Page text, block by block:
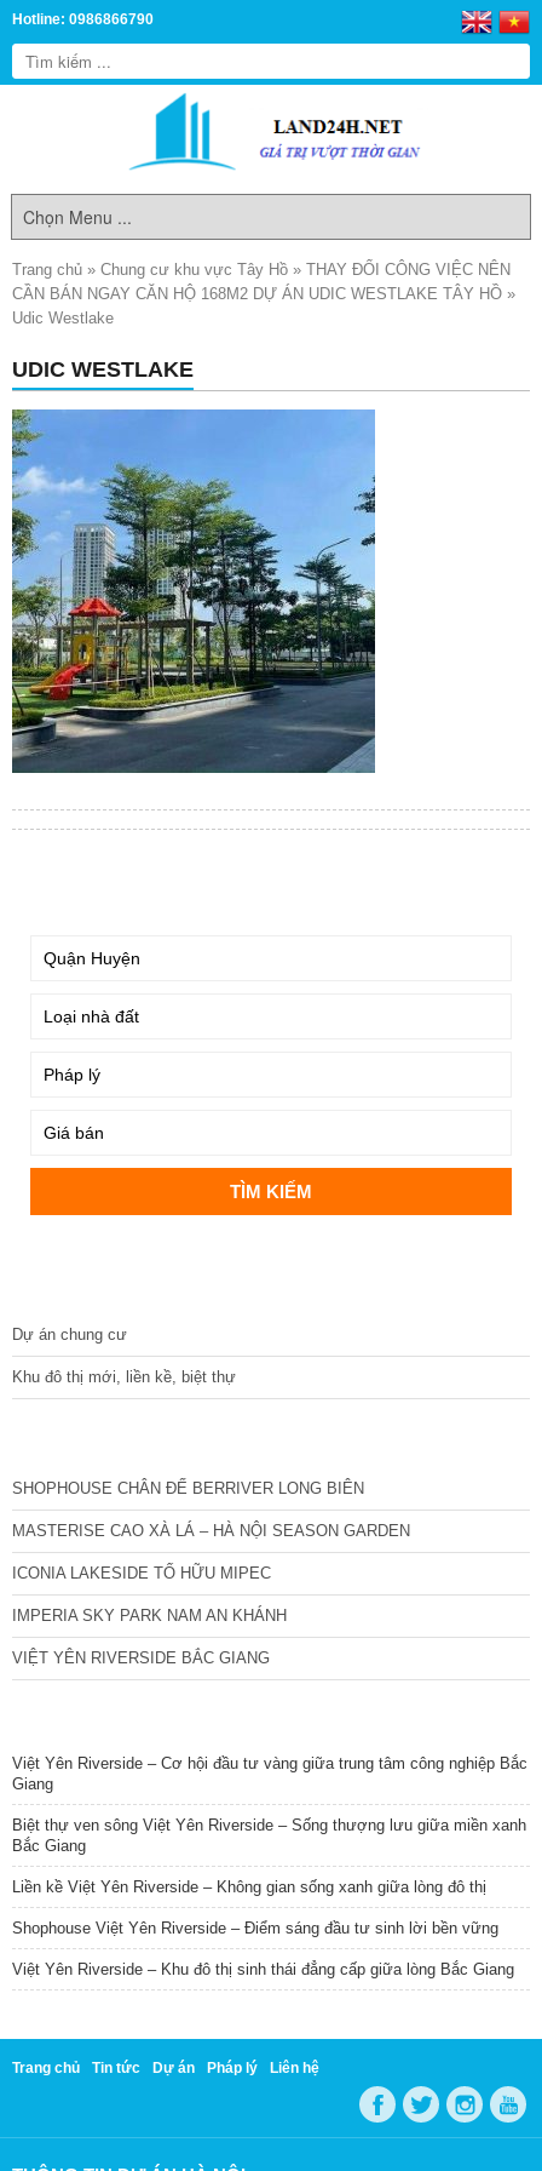
Hotline: 0986866790
Trang chủ » Chung cư khu vực Tây Hồ » THAY ĐỔI CÔNG VIỆC NÊN
CẦN BÁN NGAY CĂN HỘ 168M2 DỰ ÁN UDIC WESTLAKE TÂY HỒ »
Udic Westlake
UDIC WESTLAKE
Dự án chung cư
Khu đô thị mới, liền kề, biệt thự
SHOPHOUSE CHÂN ĐẾ BERRIVER LONG BIÊN
MASTERISE CAO XÀ LÁ – HÀ NỘI SEASON GARDEN
ICONIA LAKESIDE TỐ HỮU MIPEC
IMPERIA SKY PARK NAM AN KHÁNH
VIỆT YÊN RIVERSIDE BẮC GIANG
Việt Yên Riverside – Cơ hội đầu tư vàng giữa trung tâm công nghiệp Bắc
Giang
Biệt thự ven sông Việt Yên Riverside – Sống thượng lưu giữa miền xanh
Bắc Giang
Liền kề Việt Yên Riverside – Không gian sống xanh giữa lòng đô thị
Shophouse Việt Yên Riverside – Điểm sáng đầu tư sinh lời bền vững
Việt Yên Riverside – Khu đô thị sinh thái đẳng cấp giữa lòng Bắc Giang
Trang chủ Tin tức Dự án Pháp lý Liên hệ